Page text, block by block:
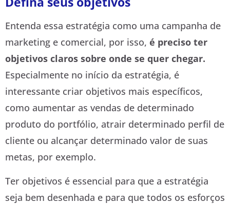
Entenda essa estratégia como uma campanha de
marketing e comercial, por isso, é preciso ter
objetivos claros sobre onde se quer chegar.
Especialmente no início da estratégia, é
interessante criar objetivos mais específicos,
como aumentar as vendas de determinado
produto do portfólio, atrair determinado perfil de
cliente ou alcançar determinado valor de suas
metas, por exemplo.
Ter objetivos é essencial para que a estratégia
seja bem desenhada e para que todos os esforços